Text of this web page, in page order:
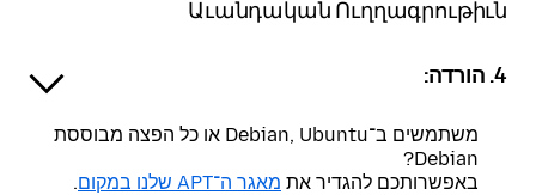
Աւանդական Ուղղագրութիւն
4. הורדה:
משתמשים ב־Debian, Ubuntu או כל הפצה מבוססת
Debian?
באפשרותכם להגדיר את מאגר ה־APT שלנו במקום .